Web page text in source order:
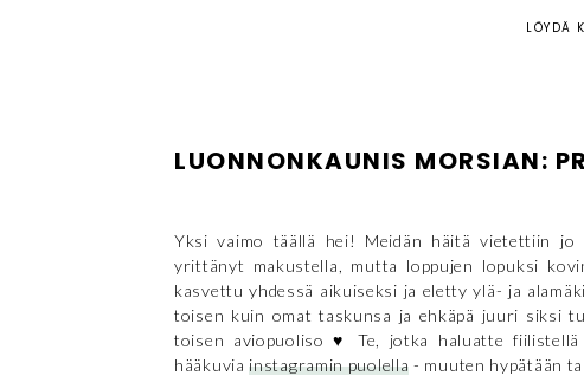
LÖYDÄ
LUONNONKAUNIS MORSIAN:
Yksi vaimo täällä hei! Meidän häitä vietettiin
yrittänyt makustella, mutta loppujen lopuksi
kasvettu yhdessä aikuiseksi ja eletty ylä- ja
toisen kuin omat taskunsa ja ehkäpä juuri siksi
toisen aviopuoliso ♥ Te, jotka haluatte fiilistellä
hääkuviainstagramin puolella - muuten hypätään